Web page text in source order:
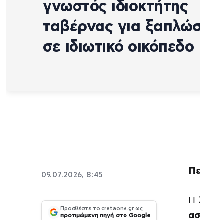
γνωστός ιδιοκτήτης
ταβέρνας για
σε ιδιωτικό οικόπεδο
09.07.2026, 8:45
Προσθέστε το cretaone.gr ως
προτιμώμενη πηγή στο Google
Η